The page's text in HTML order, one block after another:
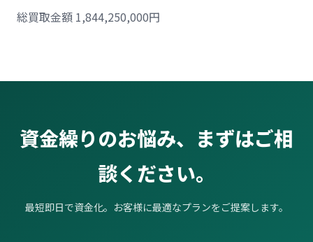
総買取金額 1,844,250,000円
資金繰りのお悩み、まずはご相
談ください。
最短即日で資金化。お客様に最適なプランをご提案します。